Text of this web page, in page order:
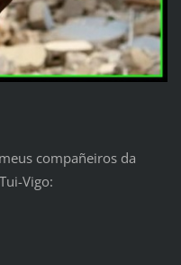
compañeiros da
Vigo: